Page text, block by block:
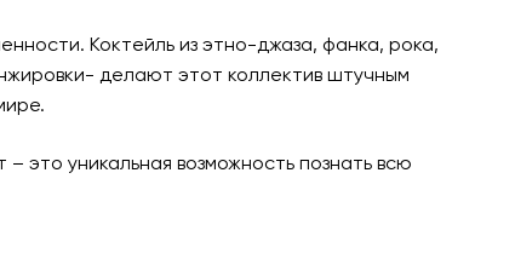
Коктейль из этно-джаза, фанка, рока,
делают этот коллектив штучным
это уникальная возможность познать всю